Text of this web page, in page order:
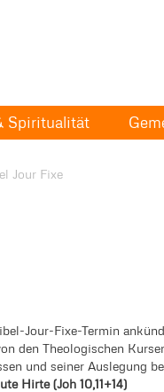
Spiritualität
Jour Fixe
Jour-Fixe-Termin
den Theologischen
und seiner Auslegung
Hirte (Joh 10,11+14)